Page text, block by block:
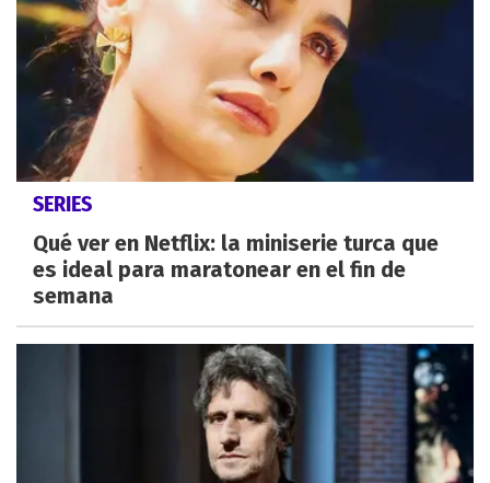
SERIES
Qué ver en Netflix: la miniserie turca que
es ideal para maratonear en el fin de
semana